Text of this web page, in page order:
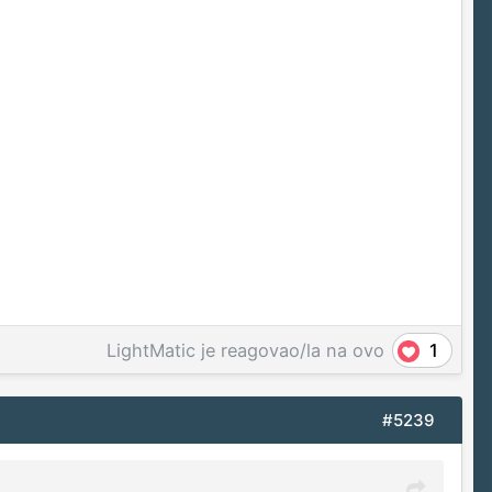
LightMatic je reagovao/la na ovo 1
#5239